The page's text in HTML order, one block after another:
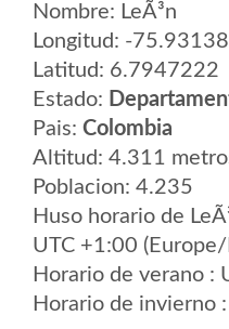
Nombre: LeÃ³n
Longitud: -
Latitud: 6.7947222
Estado:
Pais: Colombia
Altitud: 4.311
Poblacion: 4.235
Huso horario de
UTC +1:00
Horario de verano :
Horario de invierno